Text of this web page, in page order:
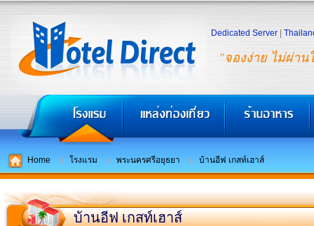
"จองง่าย ไม่ผ่าน
Dedicated Server
Home โรงแรม พระนครศรีอยุธยา บ้านอีฟ เกสท์เฮาส์
บ้านอีฟ เกสท์เฮาส์